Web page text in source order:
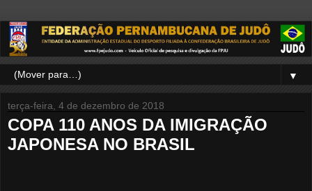
▼
terça-feira, 4 de dezembro de 2018
COPA 110 ANOS DA IMIGRAÇÃO
JAPONESA NO BRASIL